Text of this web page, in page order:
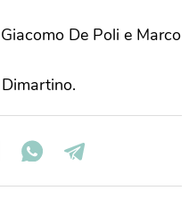
De Poli e Marco